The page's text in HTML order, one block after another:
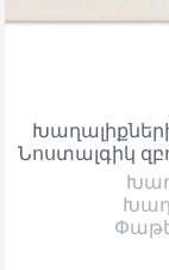
Նոստալգիկ